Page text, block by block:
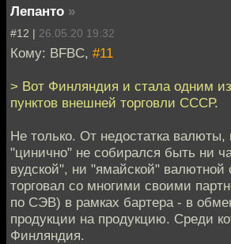
Лепанто »
#12 | 26.05.20 19:32
Кому: BFBC, #11
> Вот Финляндия и стала одним
пунктов внешней торговли СССР.
Не только. От недостатка
"цинично" не собирался быть ни
вудской", ни "ямайской"
торговал со многими своими
по СЭВ) в рамках бартера - в
продукции на продукцию. Среди
Финляндия.